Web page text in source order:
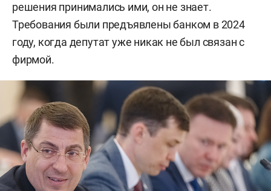
решения принимались ими, он не знает.
Требования были предъявлены банком в 2024
году, когда депутат уже никак не был связан с
фирмой.